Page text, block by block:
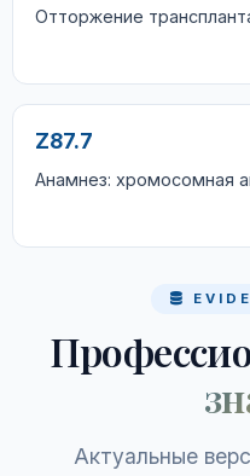
Отторжение
Z87.7
Анамнез: хромосомная
Актуальные